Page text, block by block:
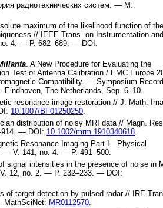
радиотехнических систем. — М :
maximum of the likelihood function of the
//
IEEE Trans. on Instrumentation and
4. — P. 682–689. — DOI:
. A New Procedure for Evaluating the
Test or Antenna Calibration / EMC Europe
Compatibility. — Symposium Record
Eindhoven, The Netherlands, Sep. 6–10.
resonance image restoration // J. Math.
10.1007/BF01250250.
distribution of noisy MRI data// Magn.
. — DOI: 10.1002/mrm.1910340618.
Resonance Imaging Part I—Physical
— V. 141, no. 4. — P. 491–500.
signal intensities in the presence of noise in
12, no. 2. — P. 232–233. — DOI:
of target detection by pulsed radar//
IRE
MathSciNet: MR0112570.